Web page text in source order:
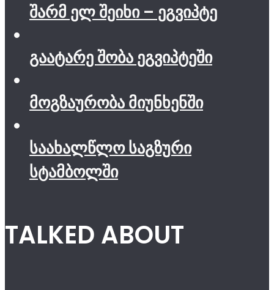
შარმ ელ შეიხი – ეგვიპტე
გაატარე შობა ეგვიპტეში
მოგზაურობა მიუნხენში
საახალწლო საგზური
სტამბოლში
TALKED ABOUT